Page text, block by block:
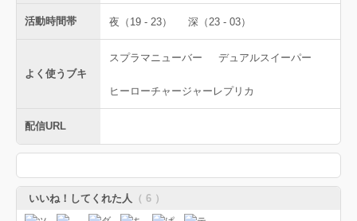
活動時間帯 夜（19 - 23） 深（23 - 03）
よく使うブキ
スプラマニューバー デュアルスイーパー
ヒーローチャージャーレプリカ
配信URL
いいね！してくれた人 （ 6 ）